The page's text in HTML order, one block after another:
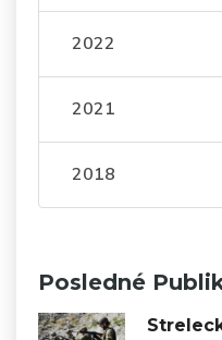
2022
2021
2018
Posledné